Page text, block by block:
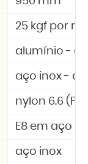
25 kgf por
alumínio -
aço inox -
nylon 6.6 (PA
E8 em aço
aço inox